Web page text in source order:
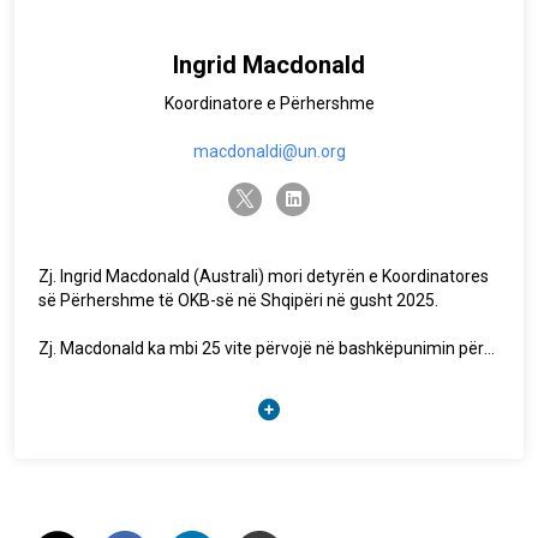
Ingrid Macdonald
Koordinatore e Përhershme
macdonaldi@un.org
twitter-x linkedin
Zj. Ingrid Macdonald (Australi) mori detyrën e Koordinatores
së Përhershme të OKB-së në Shqipëri në gusht 2025.
Zj. Macdonald ka mbi 25 vite përvojë në bashkëpunimin për
fundmi, ajo shërbeu si Koordinatore e Përhershme e
Kombeve të Bashkuara në Bosnjë dhe Hercegovinë, duke